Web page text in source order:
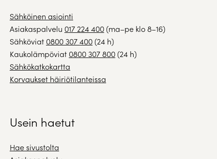
Sähköinen asiointi
Asiakaspalvelu 017 224 400(ma–pe klo 8–16)
Sähköviat 0800 307 400(24 h)
Kaukolämpöviat 0800 307 800(24 h)
Sähkökatkokartta
Korvaukset häiriötilanteissa
Usein haetut
Hae sivustolta